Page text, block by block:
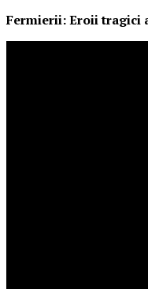
Fermierii: Eroii tragici